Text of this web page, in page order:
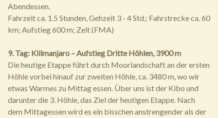
Abendessen.
Fahrzeit ca. 1.5 Stunden, Gehzeit 3 - 4 Std.; Fahrstrecke ca. 60
km; Aufstieg 600 m; Zelt (FMA)
9. Tag: Kilimanjaro – Aufstieg Dritte Höhlen, 3900 m
Die heutige Etappe führt durch Moorlandschaft an der ersten
Höhle vorbei hinauf zur zweiten Höhle, ca. 3480 m, wo wir
etwas Warmes zu Mittag essen. Über uns ist der Kibo und
darunter die 3. Höhle, das Ziel der heutigen Etappe. Nach
dem Mittagessen wird es ein bisschen anstrengender als der